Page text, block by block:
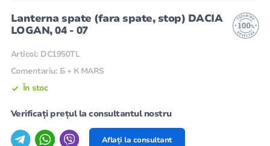
Lanterna spate (fara spate, stop) DACIA
LOGAN, 04 - 07
Articol: DC1950TL
Comentariu: Б + К MARS
În stoc
Verificați prețul la consultantul nostru
Aflați la consultant